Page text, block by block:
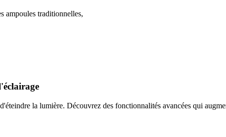
traditionnelles,
la lumière. Découvrez des fonctionnalités avancées qui